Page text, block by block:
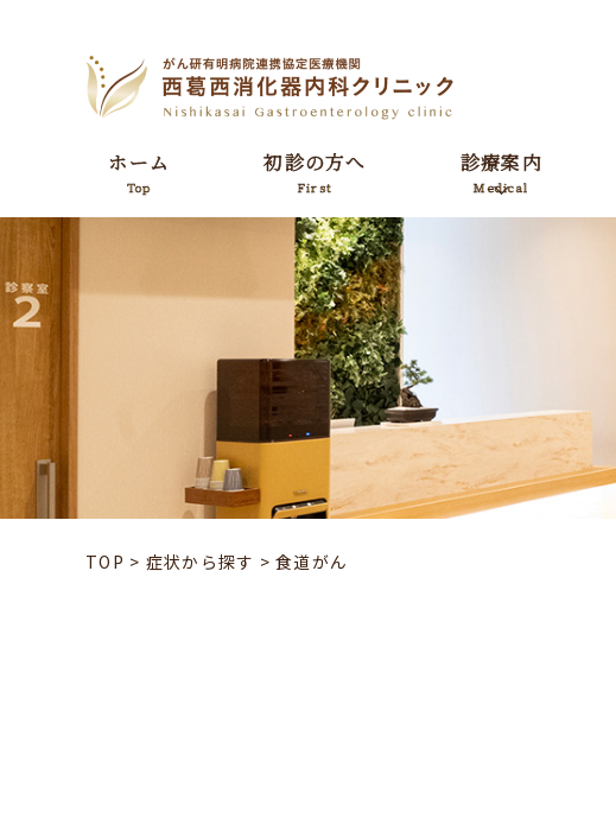
ホーム
Top
初診の方へ
First
診療案内
Medical
TOP > 症状から探す >食道がん